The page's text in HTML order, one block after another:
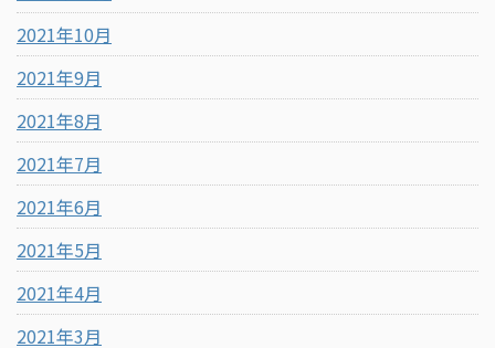
2021年10月
2021年9月
2021年8月
2021年7月
2021年6月
2021年5月
2021年4月
2021年3月